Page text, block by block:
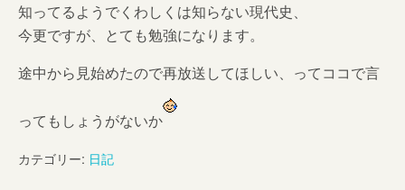
知ってるようでくわしくは知らない現代史、
今更ですが、とても勉強になります。
途中から見始めたので再放送してほしい、ってココで言
ってもしょうがないか
カテゴリー: 日記